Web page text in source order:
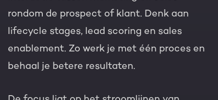
rondom de prospect of klant. Denk aan
lifecycle stages, lead scoring en sales
enablement. Zo werk je met één proces en
behaal je betere resultaten.